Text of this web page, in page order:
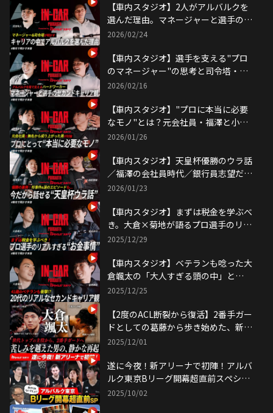
ーツ
【車内スタジオ】2人がアルバルクを
選んだ理由。マネージャーと選手の持
つキャリア観とは｜アルバルク東京
ーツ
2026/02/24
【車内スタジオ】選手を支える"プロ
のマネージャー"の思考と司令塔・テ
ーブスの夢。｜アルバルク東京 IN-
ツ
2026/02/16
【車内スタジオ】"プロに本当に必要
なモノ"とは？元会社員・福澤と小酒
部が本音で語り合う｜アルバルク東京
ーツ
2026/01/26
【車内スタジオ】天皇杯優勝のウラ話
／福澤の会社員時代／銀行員志望だっ
た小酒部etc..｜アルバルク東京 IN-
ツ
2026/01/23
【車内スタジオ】まずは税金を学ぶべ
き。大倉×菊地が語るプロ選手のリア
ルなお金事情｜アルバルク東京 IN-
ツ
2025/12/29
【車内スタジオ】ベテランも唸った大
倉颯太の「大人すぎる頭の中」と
は！？｜アルバルク東京 IN-CAR
2025/12/25
【2度のACL断裂から復活】2番手ガー
ドとしての葛藤から歩き始めた、新た
な挑戦の道。大倉颯太 独占密着ドキ
2025/12/01
遂に今夜！新アリーナで初陣！アルバ
ルク東京Bリーグ開幕超直前スペシャ
ル
2025/10/02